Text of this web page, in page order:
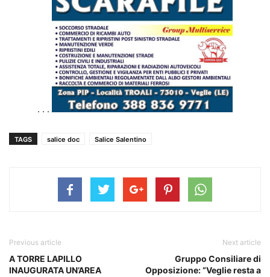
. . .
TAGS salice doc Salice Salentino
Previous article
A TORRE LAPILLO
INAUGURATA UN’AREA
Next article
Gruppo Consiliare di
Opposizione: “Veglie resta a